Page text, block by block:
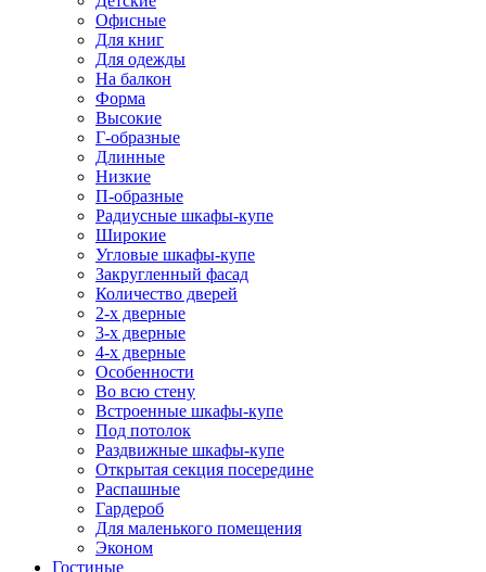
Офисные
Для книг
Для одежды
На балкон
Форма
Высокие
Г-образные
Длинные
Низкие
П-образные
Радиусные шкафы-купе
Широкие
Угловые шкафы-купе
Закругленный фасад
Количество дверей
2-х дверные
3-х дверные
4-х дверные
Особенности
Во всю стену
Встроенные шкафы-купе
Под потолок
Раздвижные шкафы-купе
Открытая секция посередине
Распашные
Гардероб
Для маленького помещения
Эконом
Гостиные